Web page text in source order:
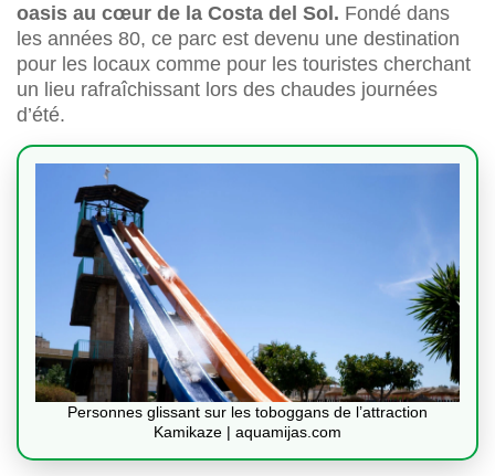
oasis au cœur de la Costa del Sol. Fondé dans
les années 80, ce parc est devenu une destination
pour les locaux comme pour les touristes cherchant
un lieu rafraîchissant lors des chaudes journées
d’été.
Personnes glissant sur les toboggans de l’attraction
Kamikaze | aquamijas.com